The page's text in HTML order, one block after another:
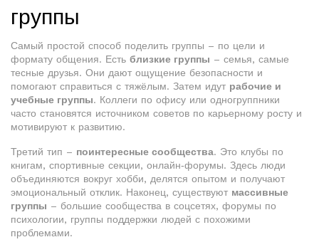
группы
Самый простой способ поделить группы – по цели и
формату общения. Есть близкие группы – семья, самые
тесные друзья. Они дают ощущение безопасности и
помогают справиться с тяжёлым. Затем идут рабочие и
учебные группы. Коллеги по офису или одногруппники
часто становятся источником советов по карьерному росту и
мотивируют к развитию.
Третий тип – поинтересные сообщества. Это клубы по
книгам, спортивные секции, онлайн‑форумы. Здесь люди
объединяются вокруг хобби, делятся опытом и получают
эмоциональный отклик. Наконец, существуют массивные
группы – большие сообщества в соцсетях, форумы по
психологии, группы поддержки людей с похожими
проблемами.